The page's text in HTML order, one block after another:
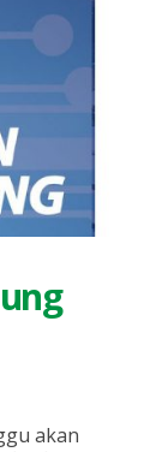
akan